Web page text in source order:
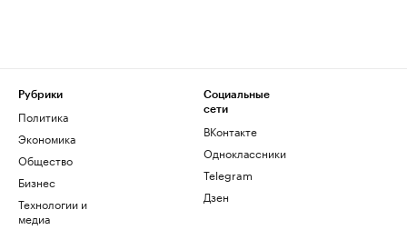
Рубрики
Политика
Экономика
Общество
Бизнес
Технологии и
медиа
Социальные
сети
ВКонтакте
Одноклассники
Telegram
Дзен